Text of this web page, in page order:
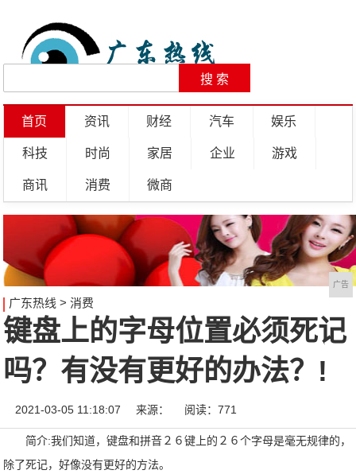
首页 资讯 财经 汽车 娱乐
科技 时尚 家居 企业 游戏
商讯 消费 微商
广告
广东热线 > 消费
键盘上的字母位置必须死记
吗？有没有更好的办法？!
2021-03-05 11:18:07 来源： 阅读：771
简介:我们知道，键盘和拼音２６键上的２６个字母是毫无规律的，
除了死记，好像没有更好的方法。